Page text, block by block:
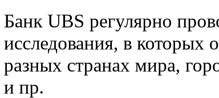
Банк UBS регулярно
исследования, в которых
разных странах мира,
и пр.